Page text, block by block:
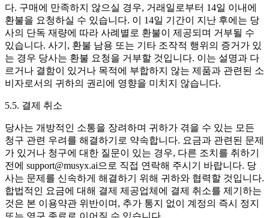
다. 구매에 만족하지 않으실 경우, 거래일로부터 14일 이내에
환불을 요청하실 수 있습니다. 이 14일 기간이 지난 후에는 당
사의 단독 재량에 따라 사례별로 환불이 제공되며 거부될 수
있습니다. 사기, 환불 남용 또는 기타 조작적 행위의 증거가 있
는 경우 당사는 환불 요청을 거부할 것입니다. 이는 설명과 다
르거나 결함이 있거나 목적에 부합하지 않는 제품과 관련된 소
비자로서의 귀하의 권리에 영향을 미치지 않습니다.
5.5. 결제 취소
당사는 개방적인 소통을 장려하며 귀하가 겪을 수 있는 모든
청구 관련 우려를 해결하기로 약속합니다. 요금과 관련된 문제
가 있거나 청구에 대한 질문이 있는 경우, 다른 조치를 취하기
전에 support@musyx.ai으로 직접 연락해 주시기 바랍니다. 당
사는 문제를 신속하게 해결하기 위해 귀하와 협력할 것입니다.
합법적인 요금에 대해 결제 제공업체에 결제 취소를 제기하는
것은 본 이용약관 위반이며, 추가 통지 없이 계정의 즉시 정지
또는 영구 종료로 이어질 수 있습니다.